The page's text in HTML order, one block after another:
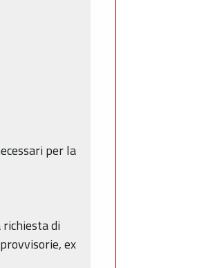
per la
richiesta di
ex